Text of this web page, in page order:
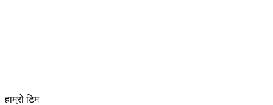
हाम्रो टिम